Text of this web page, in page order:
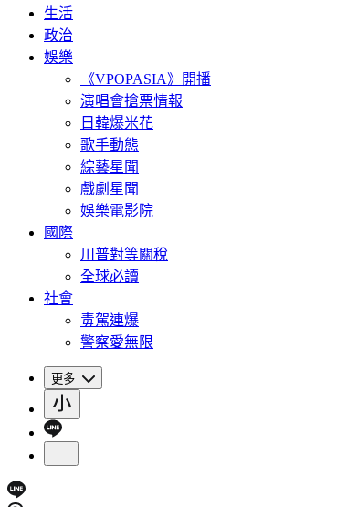
生活
政治
娛樂
《VPOPASIA》開播
演唱會搶票情報
日韓爆米花
歌手動態
綜藝星聞
戲劇星聞
娛樂電影院
國際
川普對等關稅
全球必讀
社會
毒駕連爆
警察愛無限
更多